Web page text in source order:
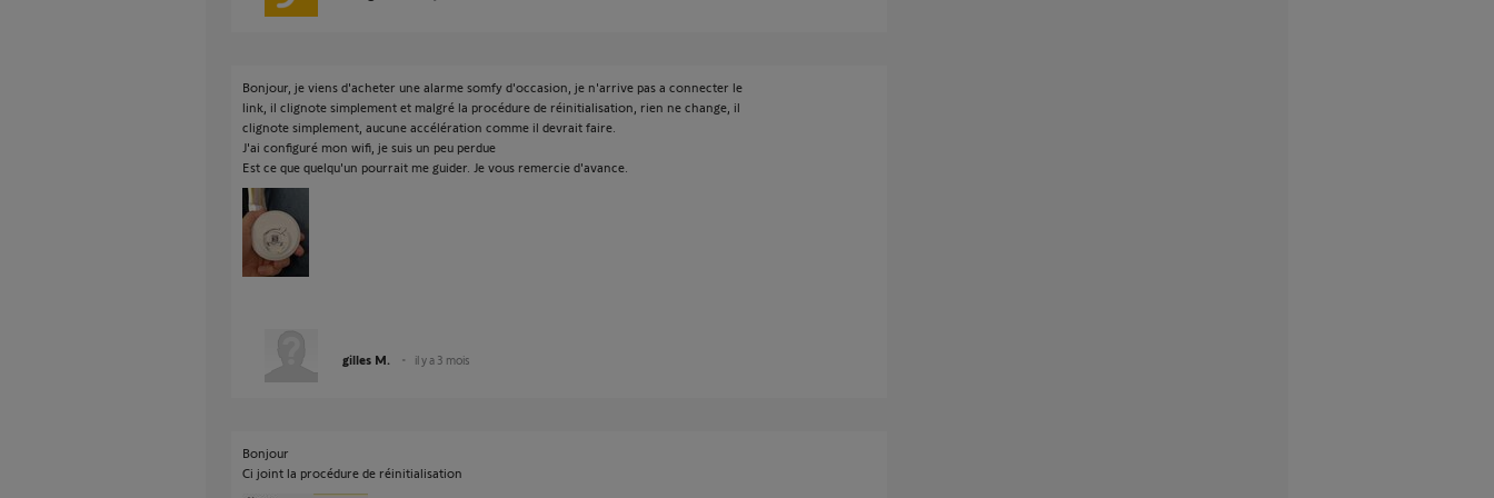
Bonjour, je viens d'acheter une alarme somfy d'occasion, je n'arrive pas a connecter le
link, il clignote simplement et malgré la procédure de réinitialisation, rien ne change, il
clignote simplement, aucune accélération comme il devrait faire.
J'ai configuré mon wifi, je suis un peu perdue ‍
Est ce que quelqu'un pourrait me guider. Je vous remercie d'avance.
gilles M. il y a 3 mois
Bonjour
Ci joint la procédure de réinitialisation